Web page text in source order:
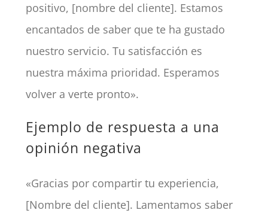
positivo, [nombre del cliente]. Estamos
encantados de saber que te ha gustado
nuestro servicio. Tu satisfacción es
nuestra máxima prioridad. Esperamos
volver a verte pronto».
Ejemplo de respuesta a una
opinión negativa
«Gracias por compartir tu experiencia,
[Nombre del cliente]. Lamentamos saber